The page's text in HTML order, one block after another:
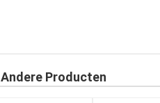
Andere Producten